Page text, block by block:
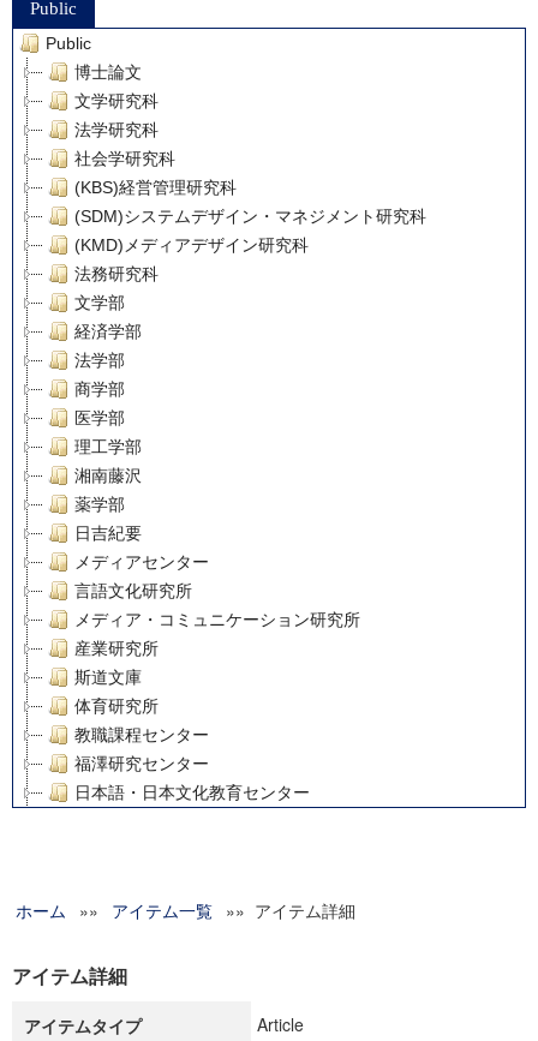
Public
Public
博士論文
文学研究科
法学研究科
社会学研究科
(KBS)経営管理研究科
(SDM)システムデザイン・マネジメント研究科
(KMD)メディアデザイン研究科
法務研究科
文学部
経済学部
法学部
商学部
医学部
理工学部
湘南藤沢
薬学部
日吉紀要
メディアセンター
言語文化研究所
メディア・コミュニケーション研究所
産業研究所
斯道文庫
体育研究所
教職課程センター
福澤研究センター
日本語・日本文化教育センター
グローバルリサーチインスティテュート
科学研究費補助金研究成果報告書
慶應義塾大学グローバルCOEプログラム市民社会ガバナンス
ホーム »» アイテム一覧 »» アイテム詳細
アイテム詳細
アイテムタイプ Article